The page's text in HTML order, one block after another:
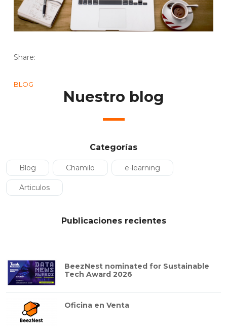
Share:
BLOG
Nuestro blog
Categorías
Blog Chamilo e-learning
Articulos
Publicaciones recientes
BeezNest nominated for Sustainable
Tech Award 2026
Oficina en Venta